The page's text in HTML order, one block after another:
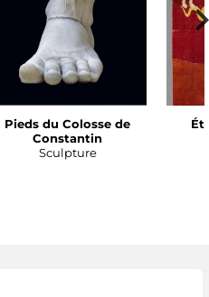
Pieds du Colosse de
Constantin
Sculpture